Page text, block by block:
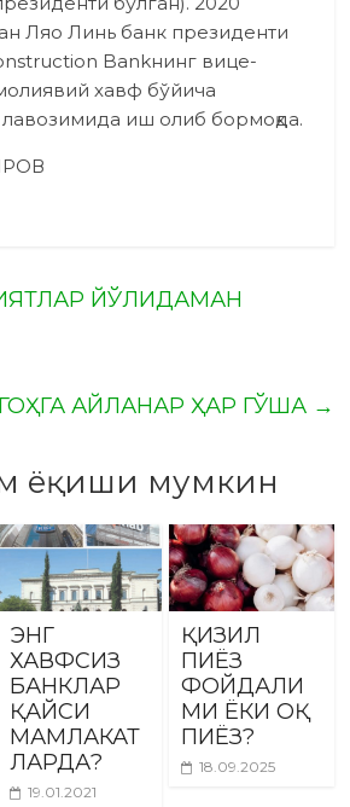
Ляо Линь банк президенти
Bankнинг вице-
хавф бўйича
иш олиб бормоқда.
ЙЎЛИДАМАН
АЙЛАНАР ҲАР ГЎША →
ёқиши мумкин
ЭНГ
ХАВФСИЗ
БАНКЛАР
ҚАЙСИ
МАМЛАКАТ
ЛАРДА?
19.01.2021
ҚИЗИЛ
ПИЁЗ
ФОЙДАЛИ
МИ ЁКИ ОҚ
ПИЁЗ?
18.09.2025